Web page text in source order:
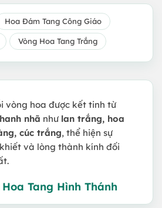
Hoa Đám Tang Công Giáo
Vòng Hoa Tang Trắng
vòng hoa được kết tinh từ
nhã như lan trắng, hoa
cúc trắng, thể hiện sự
và lòng thành kính đối
Tang Hình Thánh